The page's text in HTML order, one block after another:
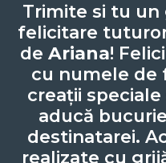
Trimite si tu
felicitare
de Ariana!
cu numele de
creații
aducă
destinatarei.
realizate cu